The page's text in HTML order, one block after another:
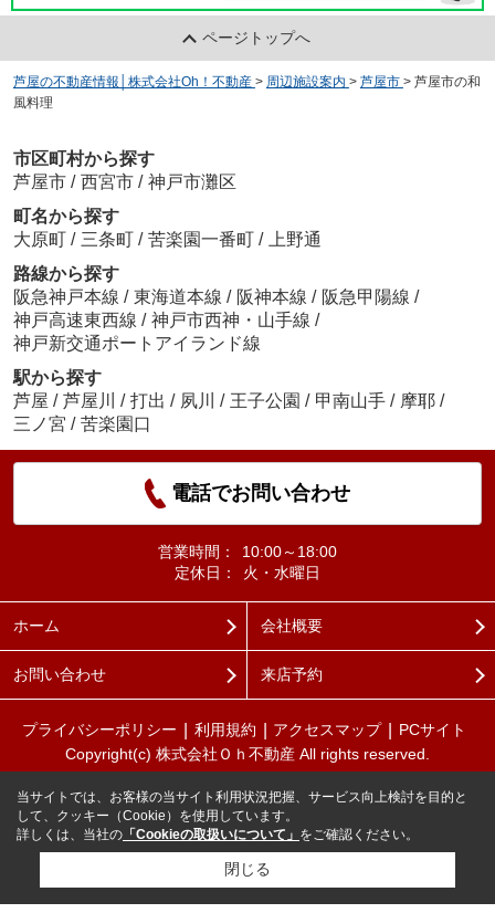
ページトップへ
芦屋の不動産情報│株式会社Oh！不動産 > 周辺施設案内 > 芦屋市 > 芦屋市の和
風料理
市区町村から探す
芦屋市 / 西宮市 / 神戸市灘区
町名から探す
大原町 / 三条町 / 苦楽園一番町 /
上野通
路線から探す
阪急神戸本線 / 東海道本線 / 阪神本線 / 阪急甲陽線 /
神戸高速東西線 / 神戸市西神・山手線 /
神戸新交通ポートアイランド線
駅から探す
芦屋 / 芦屋川 / 打出 / 夙川 / 王子公園 / 甲南山手 / 摩耶 /
三ノ宮 / 苦楽園口
電話でお問い合わせ
営業時間：
10:00～18:00
定休日：
火・水曜日
ホーム 会社概要
お問い合わせ 来店予約
プライバシーポリシー 利用規約 アクセスマップ
PCサイト
Copyright(c) 株式会社Ｏｈ不動産 All rights reserved.
当サイトでは、お客様の当サイト利用状況把握、サービス向上検討を目的と
して、クッキー（Cookie）を使用しています。
詳しくは、当社の 「Cookieの取扱いについて」 をご確認ください。
閉じる